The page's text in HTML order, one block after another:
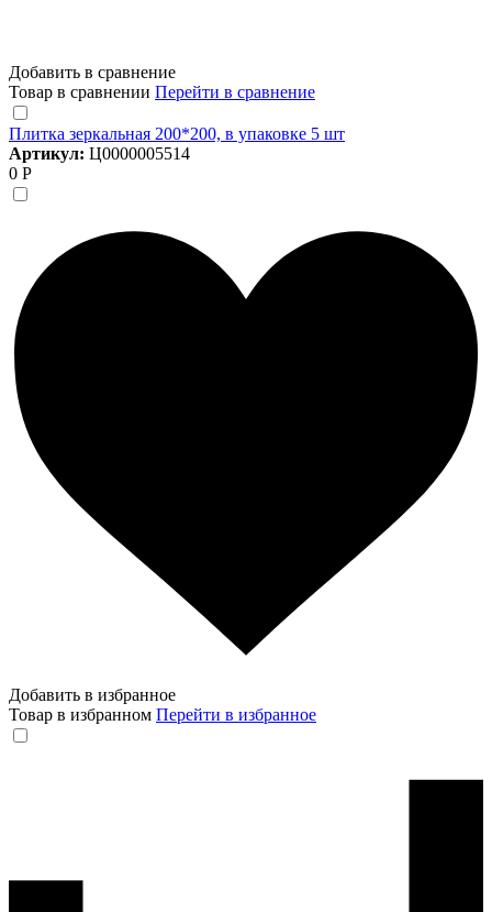
Добавить в сравнение
Товар в сравнении Перейти в сравнение
Плитка зеркальная 200*200, в упаковке 5 шт
Артикул: Ц0000005514
0 Р
Добавить в избранное
Товар в избранном Перейти в избранное